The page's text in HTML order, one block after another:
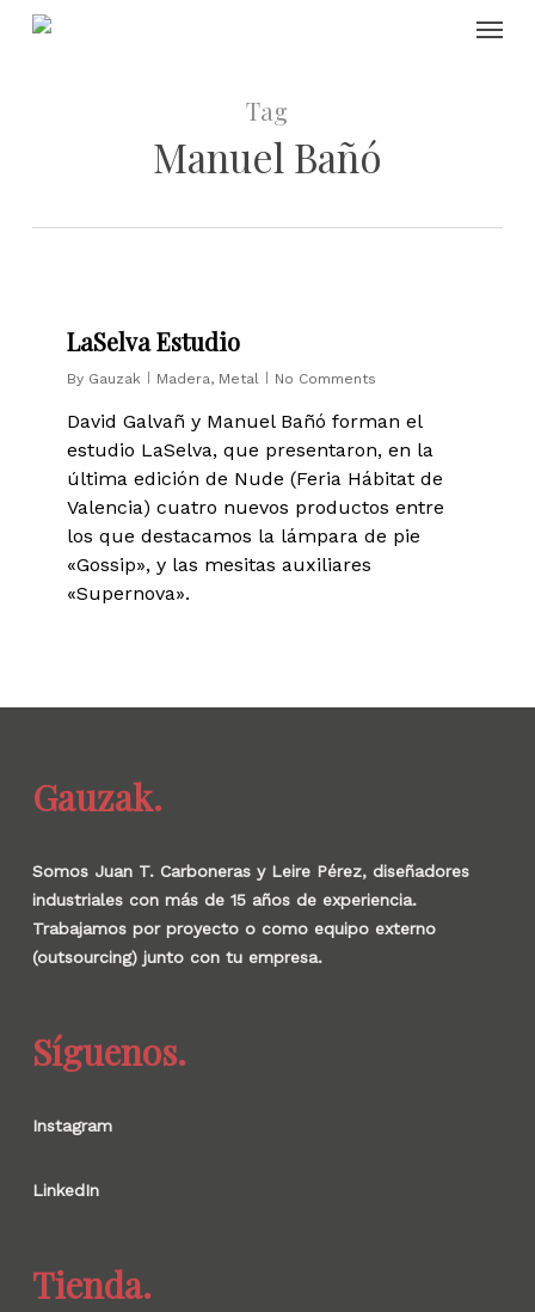
Skip
Tag
Manuel Bañó
LaSelva Estudio
By Gauzak Madera, Metal No Comments
David Galvañ y Manuel Bañó forman el
estudio LaSelva, que presentaron, en la
última edición de Nude (Feria Hábitat de
Valencia) cuatro nuevos productos entre
los que destacamos la lámpara de pie
«Gossip», y las mesitas auxiliares
«Supernova».
Gauzak.
Somos Juan T. Carboneras y Leire Pérez, diseñadores
industriales con más de 15 años de experiencia.
Trabajamos por proyecto o como equipo externo
(outsourcing) junto con tu empresa.
Síguenos.
Instagram
LinkedIn
Tienda.